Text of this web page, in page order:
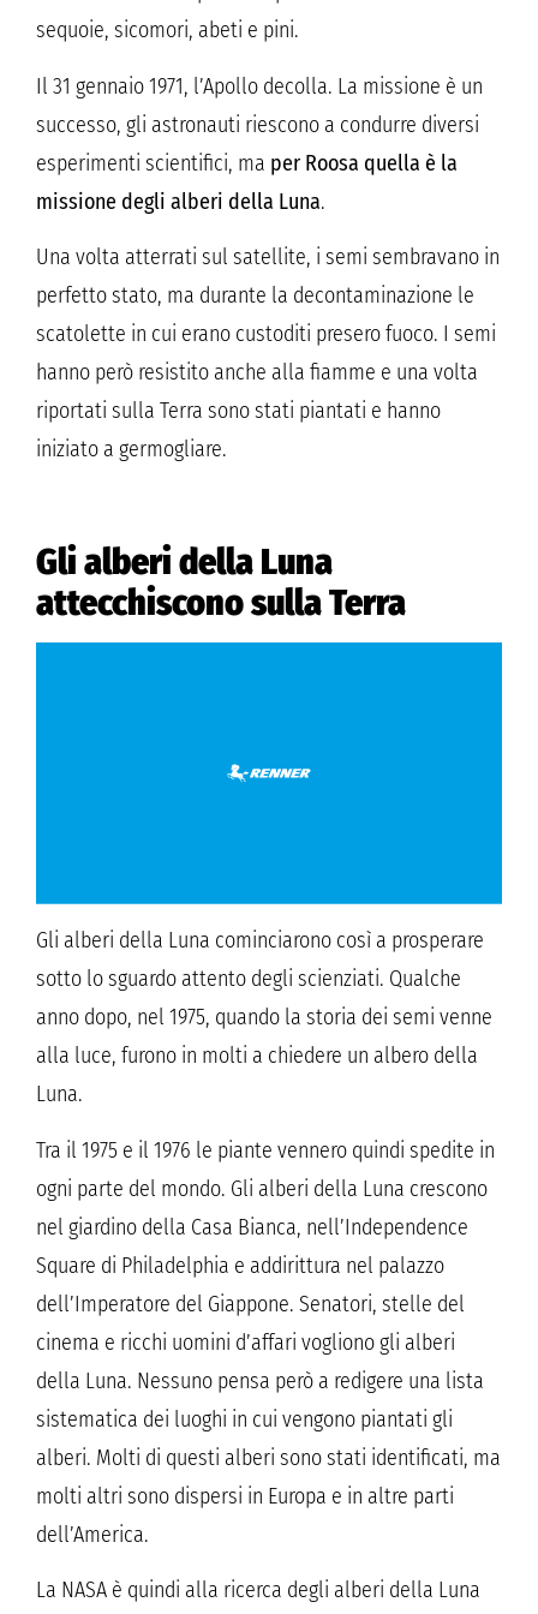
sequoie, sicomori, abeti e pini.
Il 31 gennaio 1971, l’Apollo decolla. La missione è un
successo, gli astronauti riescono a condurre diversi
esperimenti scientifici, ma per Roosa quella è la
missione degli alberi della Luna.
Una volta atterrati sul satellite, i semi sembravano in
perfetto stato, ma durante la decontaminazione le
scatolette in cui erano custoditi presero fuoco. I semi
hanno però resistito anche alla fiamme e una volta
riportati sulla Terra sono stati piantati e hanno
iniziato a germogliare.
Gli alberi della Luna
attecchiscono sulla Terra
Gli alberi della Luna cominciarono così a prosperare
sotto lo sguardo attento degli scienziati. Qualche
anno dopo, nel 1975, quando la storia dei semi venne
alla luce, furono in molti a chiedere un albero della
Luna.
Tra il 1975 e il 1976 le piante vennero quindi spedite in
ogni parte del mondo. Gli alberi della Luna crescono
nel giardino della Casa Bianca, nell’Independence
Square di Philadelphia e addirittura nel palazzo
dell’Imperatore del Giappone. Senatori, stelle del
cinema e ricchi uomini d’affari vogliono gli alberi
della Luna. Nessuno pensa però a redigere una lista
sistematica dei luoghi in cui vengono piantati gli
alberi. Molti di questi alberi sono stati identificati, ma
molti altri sono dispersi in Europa e in altre parti
dell’America.
La NASA è quindi alla ricerca degli alberi della Luna